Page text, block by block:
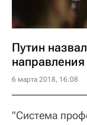
Путин
6 марта 2018, 16:08
"Система